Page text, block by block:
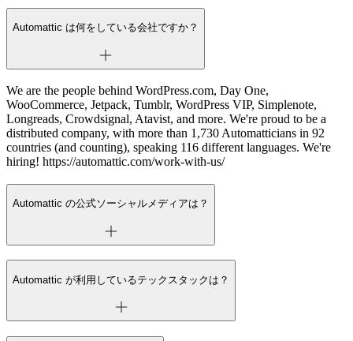
Automattic は何をしている会社ですか？
We are the people behind WordPress.com, Day One,
WooCommerce, Jetpack, Tumblr, WordPress VIP, Simplenote,
Longreads, Crowdsignal, Atavist, and more. We're proud to be a
distributed company, with more than 1,730 Automatticians in 92
countries (and counting), speaking 116 different languages. We're
hiring! https://automattic.com/work-with-us/
Automattic の公式ソーシャルメディアは？
Automattic が利用しているテックスタックは？